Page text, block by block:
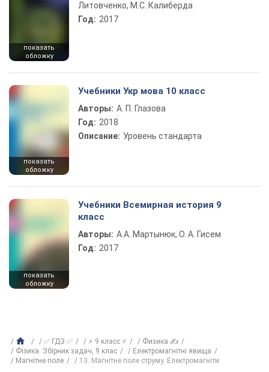
показать
обложку
Литовченко, М.С. Калиберда
Год: 2017
показать
обложку
Учебники Укр мова 10 класс
Авторы: А. П. Глазова
Год: 2018
Описание: Уровень стандарта
показать
обложку
Учебники Всемирная история 9
класс
Авторы: А.А. Мартынюк, О. А. Гисем
Год: 2017
✅ ГДЗ ✅ ⚡ 9 класс ⚡
Физика ✍
Фізика. Збірник задач, 9 клас
Електромагнітні явища
Магнітне поле
13. Магнітне поле струму. Електромагніти